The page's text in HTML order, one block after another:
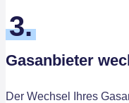
3.
Gasanbieter
Der Wechsel Ihres